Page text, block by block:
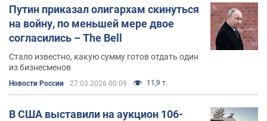
Путин приказал олигархам скинуться
на войну, по меньшей мере двое
согласились – The Bell
Стало известно, какую сумму готов отдать один
из бизнесменов
Новости России 27.03.2026 00:09 11,9 т.
В США выставили на аукцион 106-